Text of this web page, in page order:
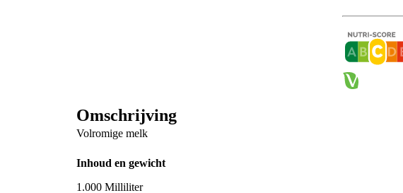
Omschrijving
Volromige melk
Inhoud en gewicht
1.000 Milliliter